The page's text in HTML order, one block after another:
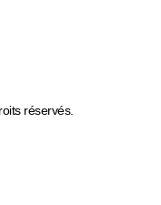
réservés.